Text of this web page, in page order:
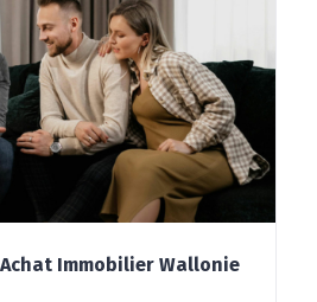
Immobilier Wallonie